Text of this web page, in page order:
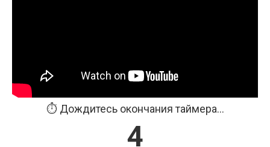
⏱️ Дождитесь окончания таймера...
3